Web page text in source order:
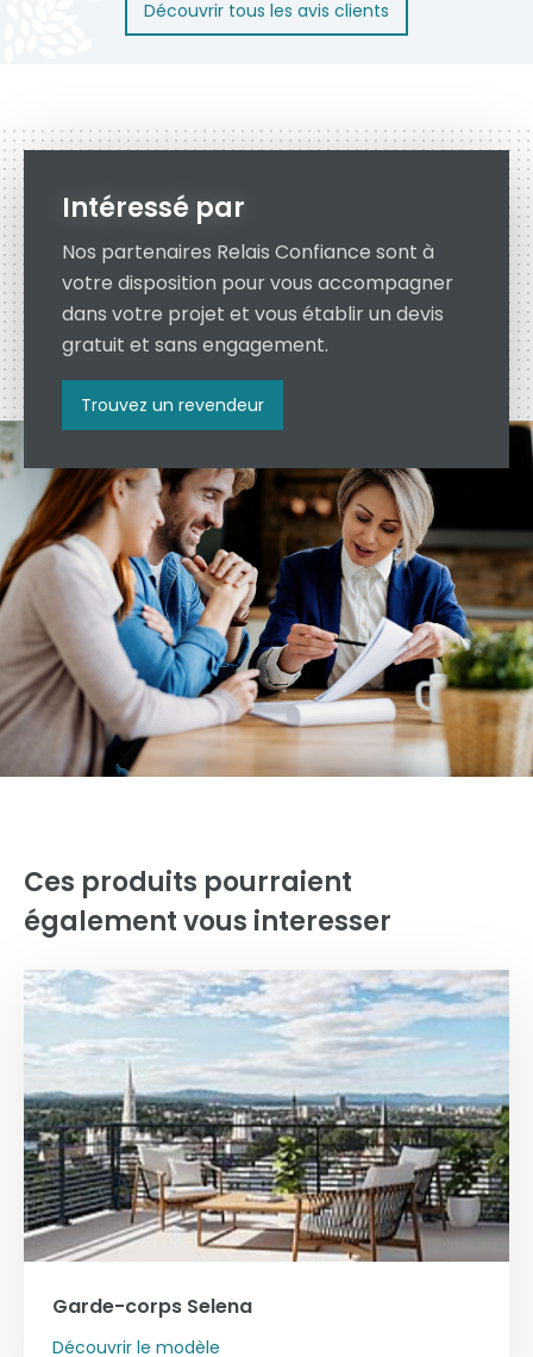
Découvrir tous les avis clients
Intéressé par
Nos partenaires Relais Confiance sont à
votre disposition pour vous accompagner
dans votre projet et vous établir un devis
gratuit et sans engagement.
Trouvez un revendeur
Ces produits pourraient
également vous interesser
Garde-corps Selena
Découvrir le modèle